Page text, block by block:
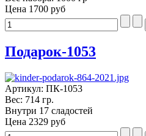
Цена 1700 руб
Подарок-1053
Артикул: ПК-1053
Вес: 714 гр.
Внутри 17 сладостей
Цена 2329 руб